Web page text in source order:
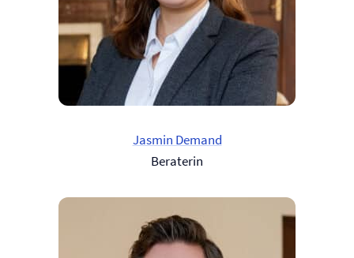
Jasmin Demand
Beraterin